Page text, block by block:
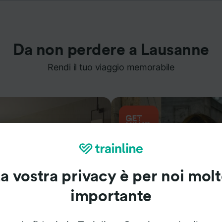
Da non perdere a Lausanne
Rendi il tuo viaggio memorabile
vostra privacy è per noi
importante